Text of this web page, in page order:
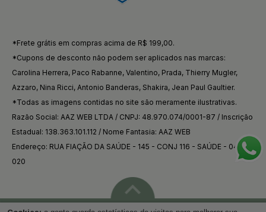
*Frete grátis em compras acima de R$ 199,00.
*Cupons de desconto não podem ser aplicados nas marcas:
Carolina Herrera, Paco Rabanne, Valentino, Prada, Thierry Mugler,
Azzaro, Nina Ricci, Antonio Banderas, Shakira, Jean Paul Gaultier.
*Todas as imagens contidas no site são meramente ilustrativas.
Razão Social: AAZ WEB LTDA / CNPJ: 48.970.074/0001-87 / Inscrição
Estadual: 138.363.101.112 / Nome Fantasia: AAZ WEB
Endereço: RUA FIAÇÃO DA SAÚDE - 145 - CONJ 116 - SAÚDE - 04144-
020